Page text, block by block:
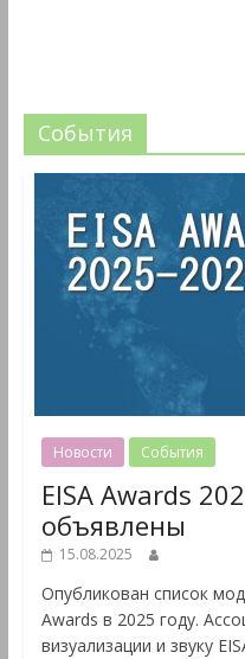
События
Новости События
EISA Awards
объявлены
15.08.2025
Опубликован список
Awards в 2025 году.
визуализации и звуку